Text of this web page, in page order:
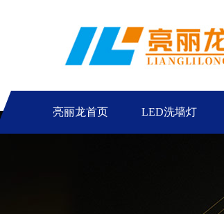
亮丽龙首页 LED洗墙灯